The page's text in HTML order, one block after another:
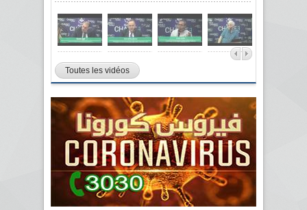
Toutes les vidéos